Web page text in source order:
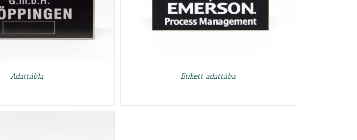
Adattábla
RÉSZLETEK
Etikett adattába